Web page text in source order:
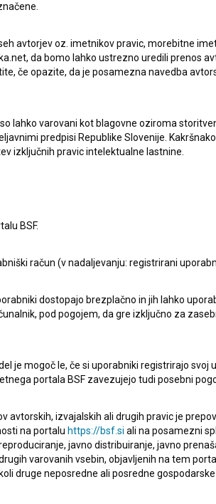
si
(2006) Fant,
avtorjev oz. imetnikov pravic, morebitne
da bomo lahko ustrezno uredili prenos
če opazite, da je posamezna navedba
lahko varovani kot blagovne oziroma
predpisi Republike Slovenije.
izključnih pravic intelektualne lastnine.
BSF.
račun (v nadaljevanju: registrirani
dostopajo brezplačno in jih lahko
pod pogojem, da gre izključno za
je mogoč le, če si uporabniki registrirajo svoj
portala BSF zavezujejo tudi posebni
izvajalskih ali drugih pravic je
na portalu https://bsf.si ali na posamezni
javno distribuiranje, javno
varovanih vsebin, objavljenih na tem
druge neposredne ali posredne gospodarske